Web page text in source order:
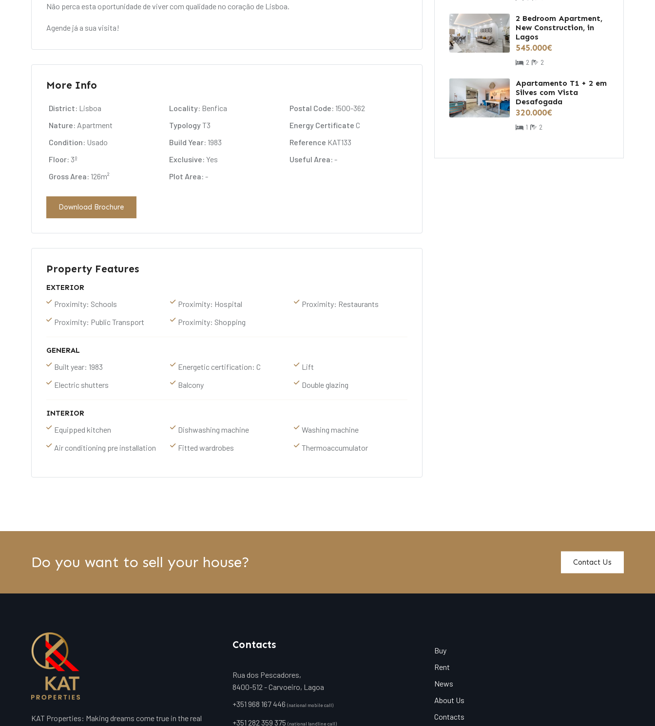
2 Bedroom Apartment,
New Construction, in
Lagos
545.000€
2 2
Apartamento T1 + 2 em
Silves com Vista
Desafogada
320.000€
1 2
Não perca esta oportunidade de viver com qualidade no coração de Lisboa.
Agende já a sua visita!
More Info
District: Lisboa Locality: Benfica Postal Code: 1500-362
Nature: Apartment TypologyT3 Energy Certificate C
Condition: Usado Build Year: 1983 Reference KAT133
Floor: 3º Exclusive: Yes Useful Area: -
Gross Area: 126m² Plot Area: -
Download Brochure
Property Features
EXTERIOR
Proximity: Schools Proximity: Hospital
Proximity: Restaurants
Proximity: Public Transport
Proximity: Shopping
GENERAL
Built year: 1983 Energetic certification: C
Lift
Electric shutters
Balcony Double glazing
INTERIOR
Equipped kitchen Dishwashing machine
Washing machine
Air conditioning pre installation
Fitted wardrobes Thermoaccumulator
Do you want to sell your house? Contact Us
KAT Properties: Making dreams come true in the real
Contacts
Rua dos Pescadores,
8400-512 - Carvoeiro, Lagoa
+351 968 167 446(national mobile call)
+351 282 359 375(national landline call)
Buy
Rent
News
About Us
Contacts